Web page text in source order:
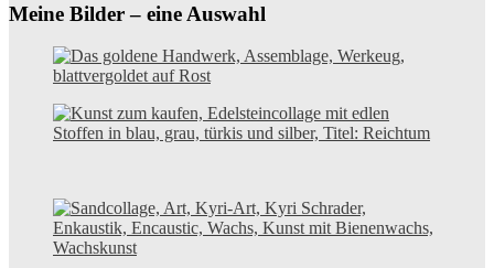
Meine Bilder – eine Auswahl